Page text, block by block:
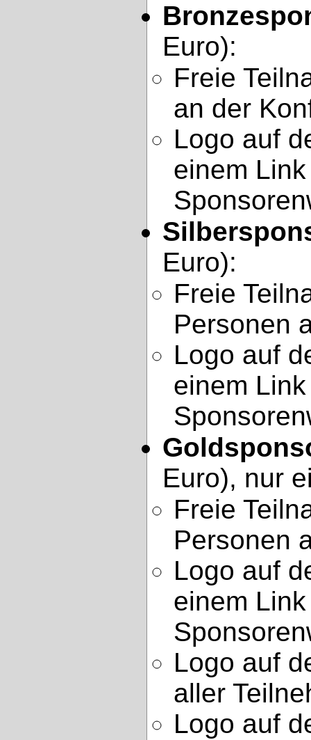
Euro):
Freie
an der
Logo auf
einem
Euro):
Freie
Personen
Logo auf
einem
Euro), nur
Freie
Personen
Logo auf
einem
Logo auf
aller
Logo auf